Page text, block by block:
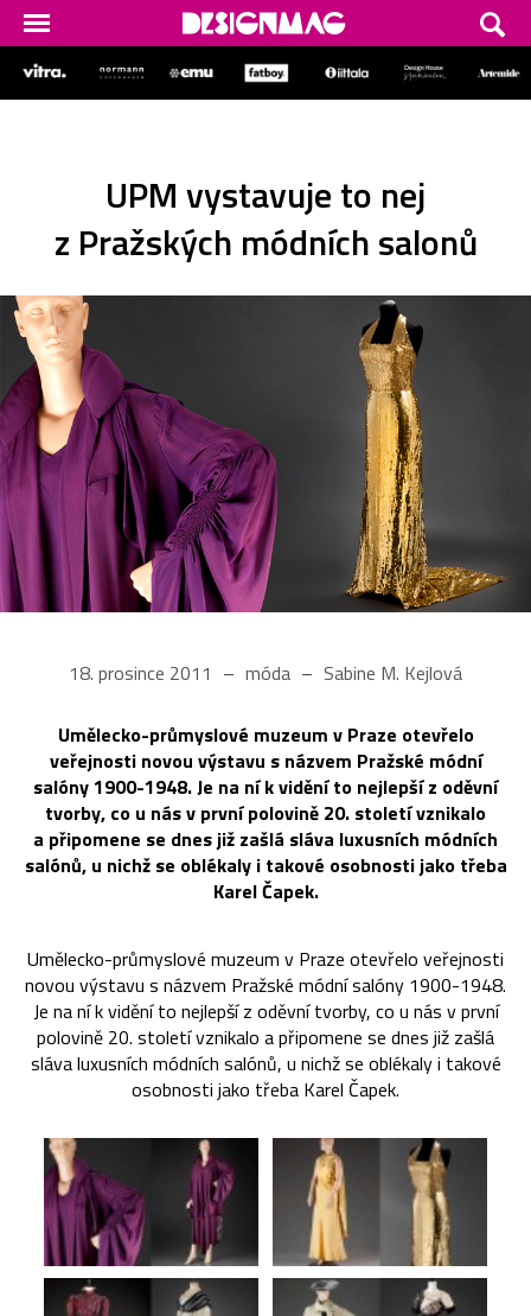
UPM vystavuje to nej
z Pražských módních salonů
18. prosince 2011 móda Sabine M. Kejlová
Umělecko-průmyslové muzeum v Praze otevřelo
veřejnosti novou výstavu s názvem Pražské módní
salóny 1900-1948. Je na ní k vidění to nejlepší z oděvní
tvorby, co u nás v první polovině 20. století vznikalo
a připomene se dnes již zašlá sláva luxusních módních
salónů, u nichž se oblékaly i takové osobnosti jako třeba
Karel Čapek.
Umělecko-průmyslové muzeum v Praze otevřelo veřejnosti
novou výstavu s názvem Pražské módní salóny 1900-1948.
Je na ní k vidění to nejlepší z oděvní tvorby, co u nás v první
polovině 20. století vznikalo a připomene se dnes již zašlá
sláva luxusních módních salónů, u nichž se oblékaly i takové
osobnosti jako třeba Karel Čapek.